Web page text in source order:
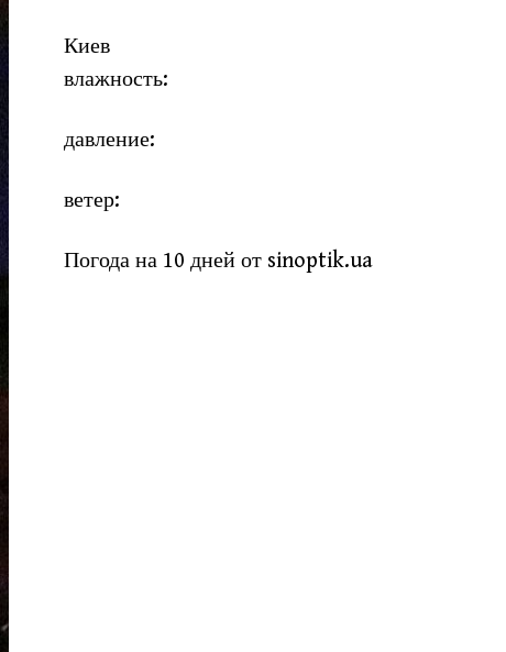
Киев
влажность:
давление:
ветер:
Погода на 10 дней от sinoptik.ua